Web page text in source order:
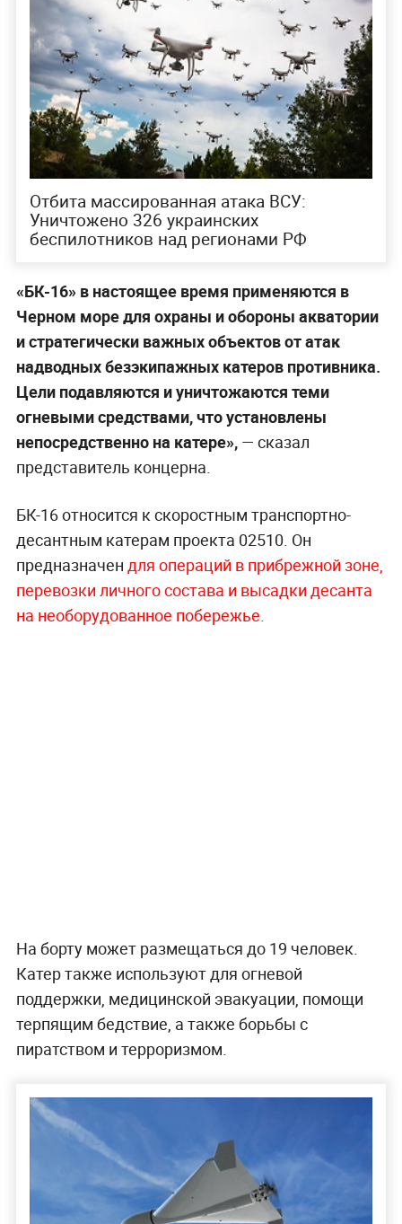
Отбита массированная атака ВСУ:
Уничтожено 326 украинских
беспилотников над регионами РФ
«БК-16» в настоящее время применяются в
Черном море для охраны и обороны акватории
и стратегически важных объектов от атак
надводных безэкипажных катеров противника.
Цели подавляются и уничтожаются теми
огневыми средствами, что установлены
непосредственно на катере», — сказал
представитель концерна.
БК-16 относится к скоростным транспортно-
десантным катерам проекта 02510. Он
предназначен для операций в прибрежной зоне,
перевозки личного состава и высадки десанта
на необорудованное побережье.
На борту может размещаться до 19 человек.
Катер также используют для огневой
поддержки, медицинской эвакуации, помощи
терпящим бедствие, а также борьбы с
пиратством и терроризмом.